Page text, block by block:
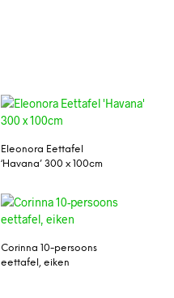
Eleonora Eettafel
‘Havana’ 300 x 100cm
Corinna 10-persoons
eettafel, eiken